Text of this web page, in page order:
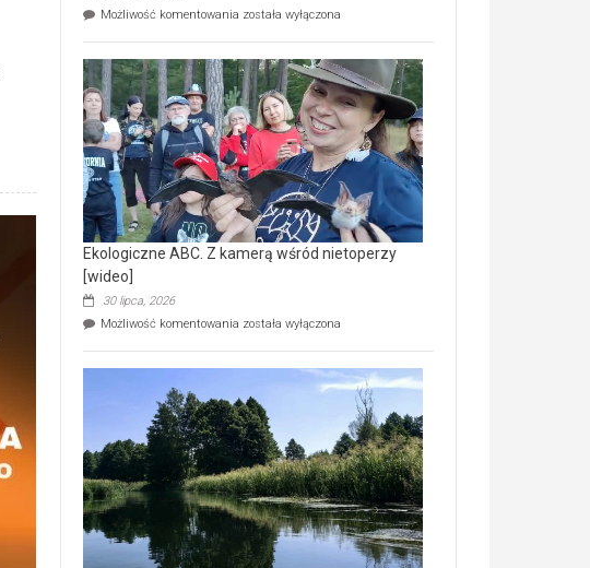
Możliwość komentowania Ekologiczne
–
prawdziwy
skarb
natury
[wideo]
została wyłączona
Ekologiczne ABC. Z kamerą wśród nietoperzy
[wideo]
30 lipca, 2026
Możliwość komentowania Ekologiczne
wśród
nietoperzy
[wideo]
została wyłączona